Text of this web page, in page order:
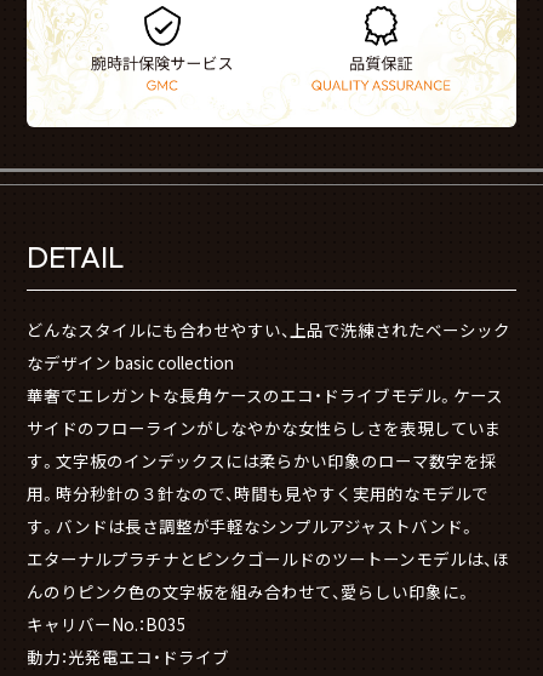
DETAIL
どんなスタイルにも合わせやすい、上品で洗練されたベーシック
なデザイン basic collection
華奢でエレガントな長角ケースのエコ・ドライブモデル。ケース
サイドのフローラインがしなやかな女性らしさを表現していま
す。文字板のインデックスには柔らかい印象のローマ数字を採
用。時分秒針の３針なので、時間も見やすく実用的なモデルで
す。バンドは長さ調整が手軽なシンプルアジャストバンド。
エターナルプラチナとピンクゴールドのツートーンモデルは、ほ
んのりピンク色の文字板を組み合わせて、愛らしい印象に。
キャリバーNo.：B035
動力：光発電エコ・ドライブ